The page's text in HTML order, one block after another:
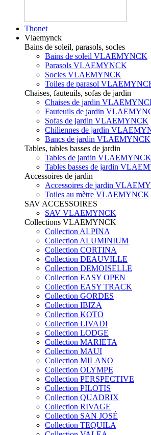
Thonet
Vlaemynck
Bains de soleil, parasols, socles
Bains de soleil VLAEMYNCK
Parasols VLAEMYNCK
Socles VLAEMYNCK
Toiles de parasol
Chaises, fauteuils, sofas de jardin
Chaises de jardin
Fauteuils de jardin
Sofas de jardin VLAEMYNCK
Chiliennes de jardin
Bancs de jardin VLAEMYNCK
Tables, tables basses de jardin
Tables de jardin VLAEMYNCK
Tables basses de jardin
Accessoires de jardin
Accessoires de jardin
Toiles au mètre VLAEMYNCK
SAV ACCESSOIRES
SAV VLAEMYNCK
Collections VLAEMYNCK
Collection ALPINA
Collection ALUMINIUM
Collection CORTINA
Collection DEAUVILLE
Collection DEMOISELLE
Collection EASY OPEN
Collection EASY TRACK
Collection GORDES
Collection IBIZA
Collection KOTO
Collection LIVADI
Collection LODGE
Collection MARIETA
Collection MAUI
Collection MILANO
Collection OLYMPE
Collection PERSPECTIVE
Collection PILOTIS
Collection QUADRIX
Collection RIVAGE
Collection SAN JOSÉ
Collection TEQUILA